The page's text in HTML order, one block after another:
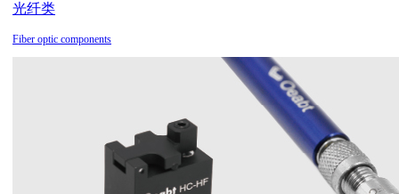
光纤类
Fiber optic components